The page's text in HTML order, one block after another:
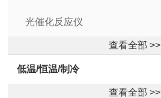
光催化反应仪
查看全部 >>
低温/恒温/制冷
查看全部 >>